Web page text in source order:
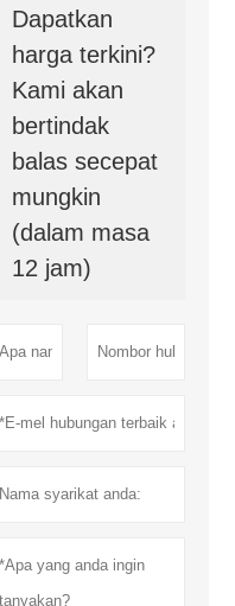
Dapatkan
harga terkini?
Kami akan
bertindak
balas secepat
mungkin
(dalam masa
12 jam)